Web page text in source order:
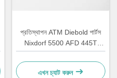
প্রতিস্থাপন ATM Diebold পার্টস
Nixdorf 5500 AFD 445T
পরিবহন বেল্ট 2900837500AH
এখন চ্যাট করুন